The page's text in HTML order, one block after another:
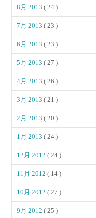
8月 2013( 24 )
7月 2013( 23 )
6月 2013( 23 )
5月 2013( 27 )
4月 2013( 26 )
3月 2013( 21 )
2月 2013( 20 )
1月 2013( 24 )
12月 2012( 24 )
11月 2012( 14 )
10月 2012( 27 )
9月 2012( 25 )